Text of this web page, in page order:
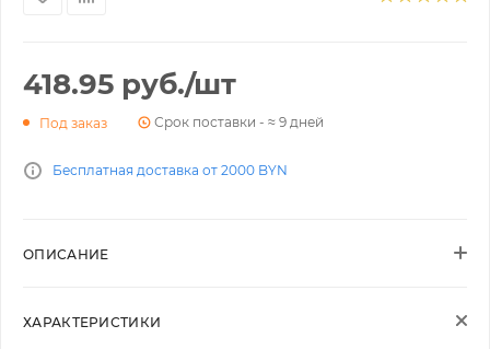
418.95 руб./шт
Под заказ Срок поставки - ≈ 9 дней
Бесплатная доставка от 2000 BYN
ОПИСАНИЕ
ХАРАКТЕРИСТИКИ